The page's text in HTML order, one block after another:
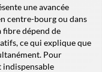
une avancée
centre-bourg ou dans
fibre dépend de
ce qui explique que
Pour